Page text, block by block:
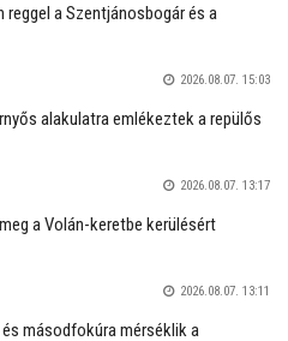
a Szentjánosbogár és a
2026.08.07. 15:03
alakulatra emlékeztek a repülős
2026.08.07. 13:17
a Volán-keretbe kerülésért
2026.08.07. 13:11
másodfokúra mérséklik a